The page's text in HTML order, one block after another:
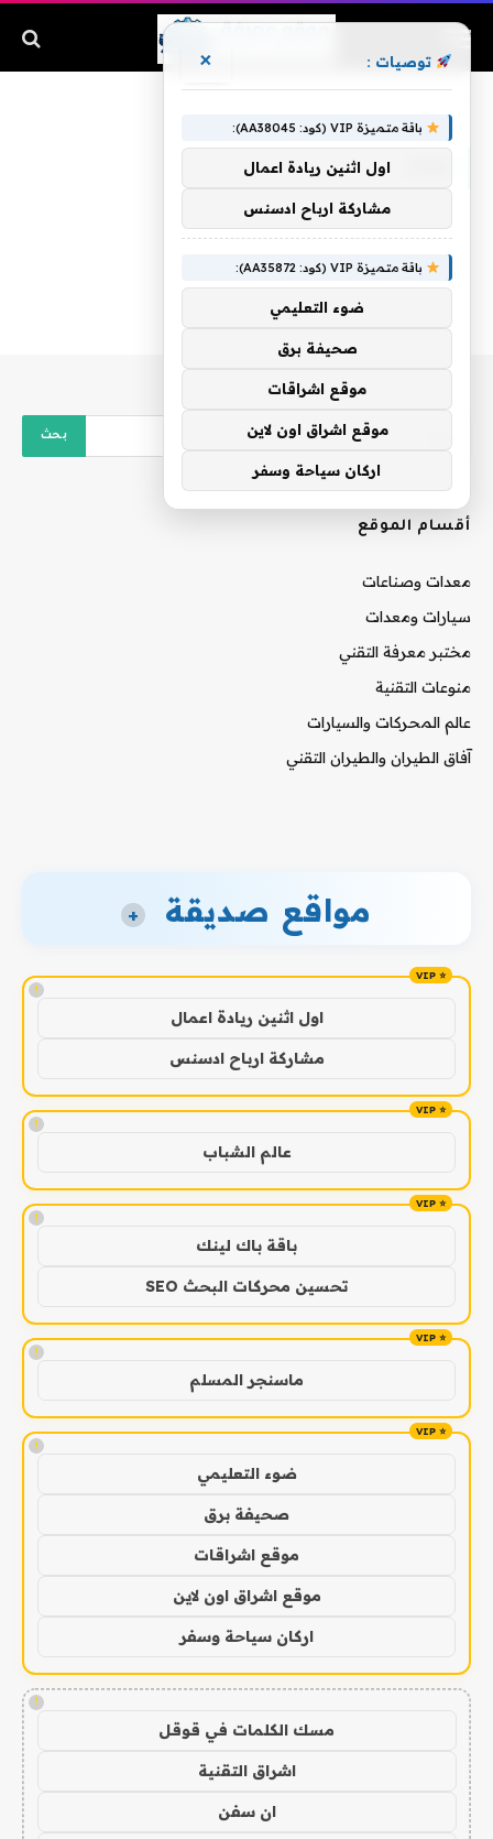
أقسام الموقع
معدات وصناعات
سيارات ومعدات
مختبر معرفة التقني
منوعات التقنية
عالم المحركات والسيارات
آفاق الطيران والطيران التقني
مواقع صديقة +
!
اول اثنين ريادة اعمال
مشاركة ارباح ادسنس
!
عالم الشباب
!
باقة باك لينك
تحسين محركات البحث SEO
!
ماسنجر المسلم
!
ضوء التعليمي
صحيفة برق
موقع اشراقات
موقع اشراق اون لاين
اركان سياحة وسفر
!
مسك الكلمات في قوقل
اشراق التقنية
ان سفن
توصيات : ×
باقة متميزة VIP (كود: AA38045):
اول اثنين ريادة اعمال
مشاركة ارباح ادسنس
باقة متميزة VIP (كود: AA35872):
ضوء التعليمي
صحيفة برق
موقع اشراقات
موقع اشراق اون لاين
اركان سياحة وسفر